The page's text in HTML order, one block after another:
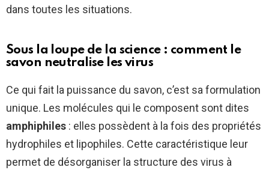
dans toutes les situations.
Sous la loupe de la science : comment le
savon neutralise les virus
Ce qui fait la puissance du savon, c’est sa formulation
unique. Les molécules qui le composent sont dites
amphiphiles : elles possèdent à la fois des propriétés
hydrophiles et lipophiles. Cette caractéristique leur
permet de désorganiser la structure des virus à